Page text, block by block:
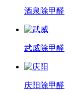
酒泉除甲醛
武威除甲醛
庆阳除甲醛